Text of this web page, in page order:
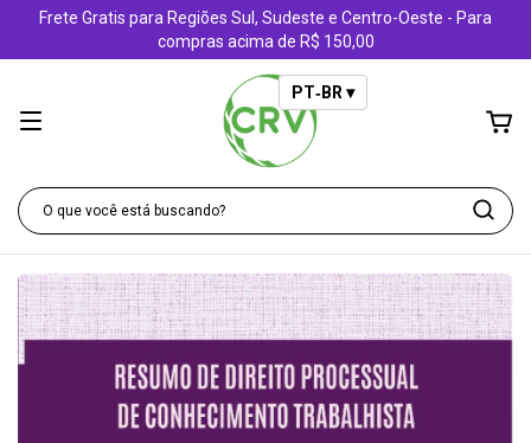
Frete Gratis para Regiões Sul, Sudeste e Centro-Oeste - Para
compras acima de R$ 150,00
PT‑BR ▾